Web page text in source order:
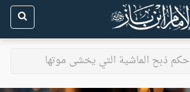
حكم ذبح الماشية التي يخشى موتها